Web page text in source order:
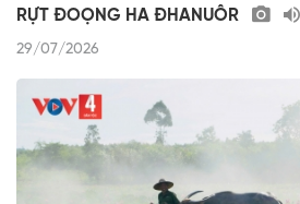
RỰT ĐOỌNG HA ĐHANUÔR
29/07/2026